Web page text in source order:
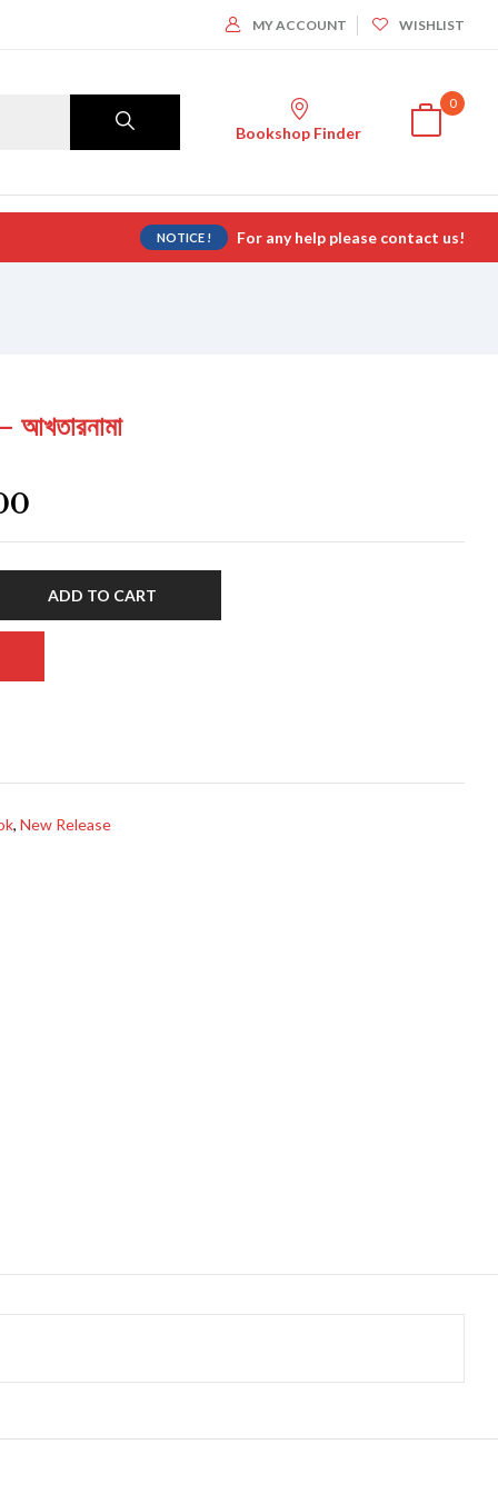
MY ACCOUNT WISHLIST
Bookshop Finder
0
NOTICE ! For any help please contact us!
ADD TO CART
, New Release